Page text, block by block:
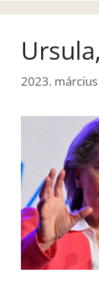
2023.